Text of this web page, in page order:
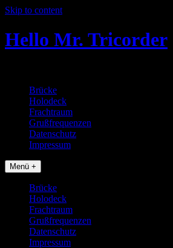
Skip to content
Hello Mr. Tricorder
Brücke
Holodeck
Frachtraum
Grußfrequenzen
Datenschutz
Impressum
Menü +
Brücke
Holodeck
Frachtraum
Grußfrequenzen
Datenschutz
Impressum